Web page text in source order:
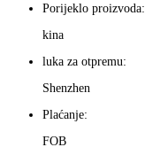
Porijeklo proizvoda:
kina
luka za otpremu:
Shenzhen
Plaćanje:
FOB